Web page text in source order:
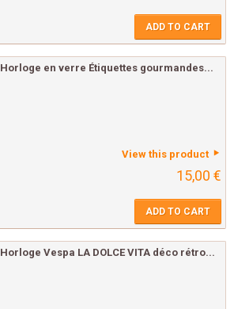
ADD TO CART
Horloge en verre Étiquettes gourmandes...
View this product
15,00 €
ADD TO CART
Horloge Vespa LA DOLCE VITA déco rétro...